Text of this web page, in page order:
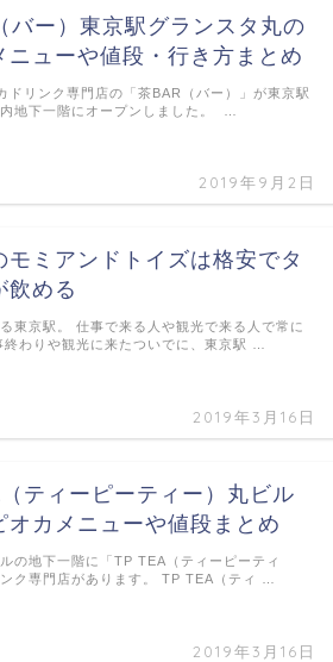
バー）東京駅グランスタ丸の
ニューや値段・行き方まとめ
2019年9月2日
ドリンク専門店の「茶BAR（バー）」が東京駅
地下一階にオープンしました。 …
ミアンドトイズは格安でタ
飲める
2019年3月16日
東京駅。 仕事で来る人や観光で来る人で常に
わりや観光に来たついでに、東京駅 …
ティーピーティー）丸ビル
オカメニューや値段まとめ
2019年3月16日
の地下一階に「TP TEA（ティーピーティ
ク専門店があります。 TP TEA（ティ …